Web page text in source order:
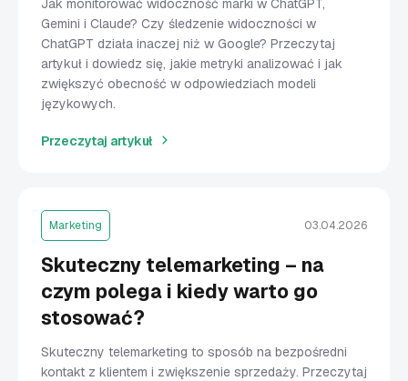
Jak monitorować widoczność marki w ChatGPT,
Gemini i Claude? Czy śledzenie widoczności w
ChatGPT działa inaczej niż w Google? Przeczytaj
artykuł i dowiedz się, jakie metryki analizować i jak
zwiększyć obecność w odpowiedziach modeli
językowych.
Przeczytaj artykuł
Marketing 03.04.2026
Skuteczny telemarketing – na
czym polega i kiedy warto go
stosować?
Skuteczny telemarketing to sposób na bezpośredni
kontakt z klientem i zwiększenie sprzedaży. Przeczytaj